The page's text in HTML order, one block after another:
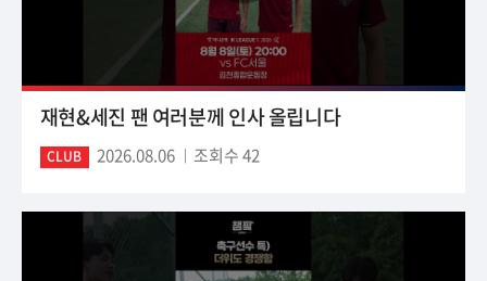
재현&세진 팬 여러분께 인사 올립니다
CLUB 2026.08.06 조회수 42